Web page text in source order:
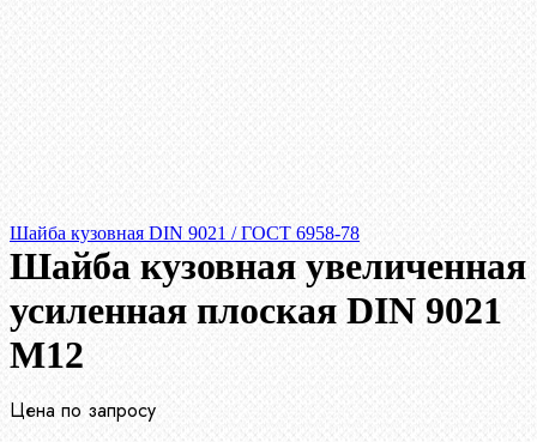
Шайба кузовная DIN 9021 / ГОСТ 6958-78
Шайба кузовная увеличенная
усиленная плоская DIN 9021
М12
Цена по запросу